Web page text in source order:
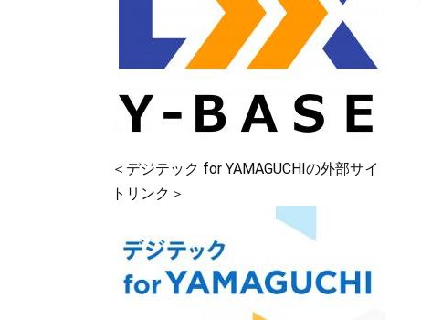
＜デジテック for YAMAGUCHIの外部サイ
トリンク＞